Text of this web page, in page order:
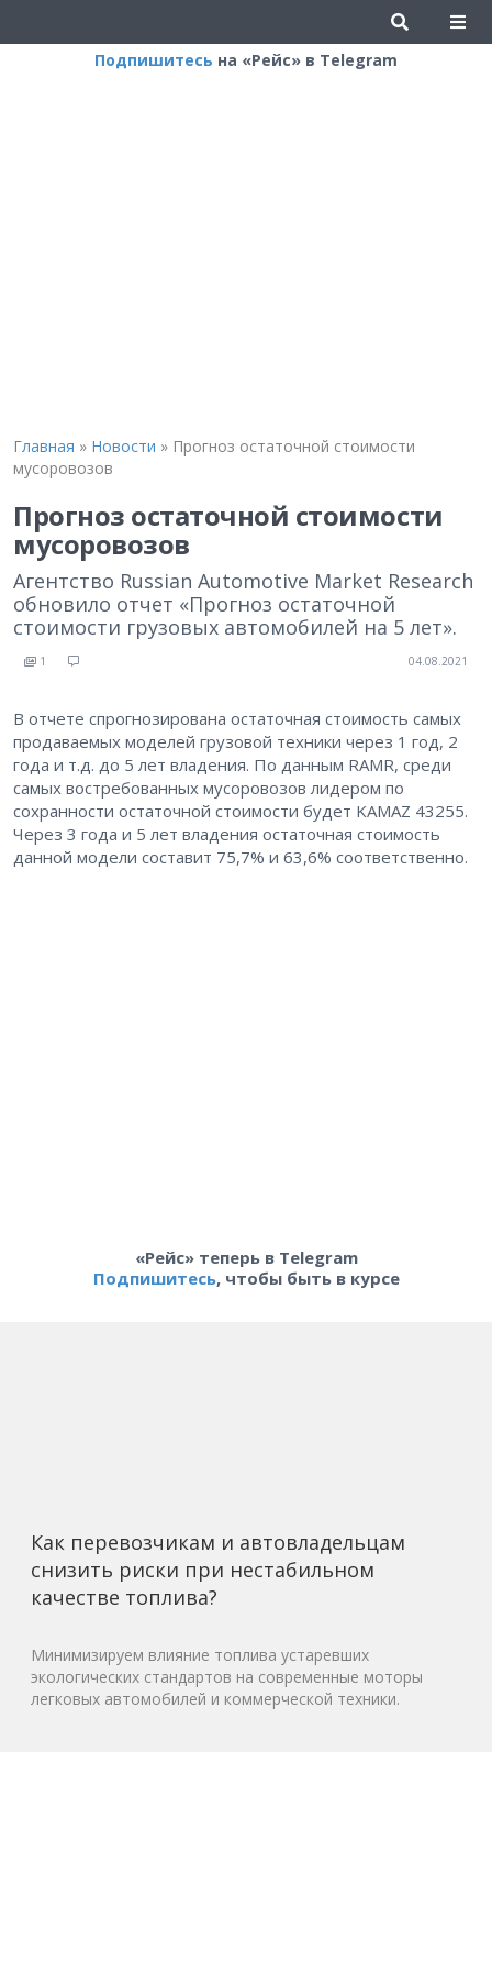
Подпишитесь на «Рейс» в Telegram
Главная » Новости » Прогноз остаточной стоимости
мусоровозов
Прогноз остаточной стоимости
мусоровозов
Агентство Russian Automotive Market Research
обновило отчет «Прогноз остаточной
стоимости грузовых автомобилей на 5 лет».
1 04.08.2021
В отчете спрогнозирована остаточная стоимость самых
продаваемых моделей грузовой техники через 1 год, 2
года и т.д. до 5 лет владения. По данным RAMR, среди
самых востребованных мусоровозов лидером по
сохранности остаточной стоимости будет KAMAZ 43255.
Через 3 года и 5 лет владения остаточная стоимость
данной модели составит 75,7% и 63,6% соответственно.
«Рейс» теперь в Telegram
Подпишитесь, чтобы быть в курсе
Как перевозчикам и автовладельцам
снизить риски при нестабильном
качестве топлива?
Минимизируем влияние топлива устаревших
экологических стандартов на современные моторы
легковых автомобилей и коммерческой техники.